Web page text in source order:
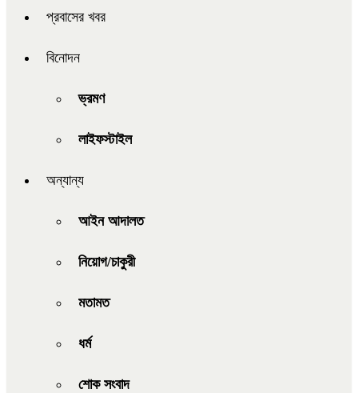
প্রবাসের খবর
বিনোদন
ভ্রমণ
লাইফস্টাইল
অন্যান্য
আইন আদালত
নিয়োগ/চাকুরী
মতামত
ধর্ম
শোক সংবাদ